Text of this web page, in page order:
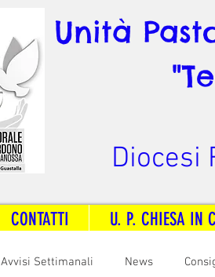
Unità
Diocesi
CONTATTI U. P. CHIESA IN
Avvisi Settimanali News